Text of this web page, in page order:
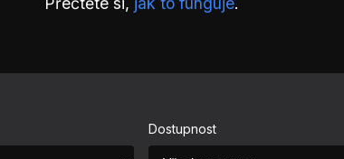
Dostupnost